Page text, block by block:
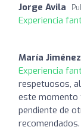
Jorge Avila
Experiencia
María
Experiencia
respetuosos,
este momento
pendiente de
recomendados.